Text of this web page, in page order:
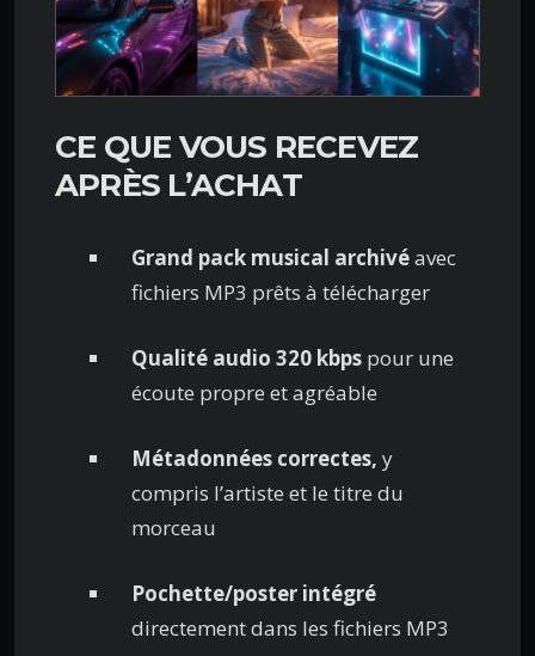
CE QUE VOUS RECEVEZ
APRÈS L’ACHAT
Grand pack musical archivéavec
fichiers MP3 prêts à télécharger
Qualité audio 320 kbps pour une
écoute propre et agréable
Métadonnées correctes, y
compris l’artiste et le titre du
morceau
Pochette/poster intégré
directement dans les fichiers MP3